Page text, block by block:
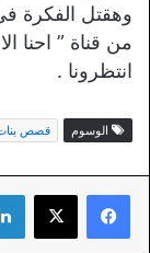
وهقتل الفكرة
من قناة ” احنا
انتظرونا .
الوسوم قصص